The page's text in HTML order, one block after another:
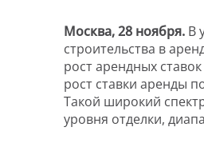
Москва, 28 ноября. В
строительства в
рост арендных
рост ставки аренды
Такой широкий
уровня отделки,